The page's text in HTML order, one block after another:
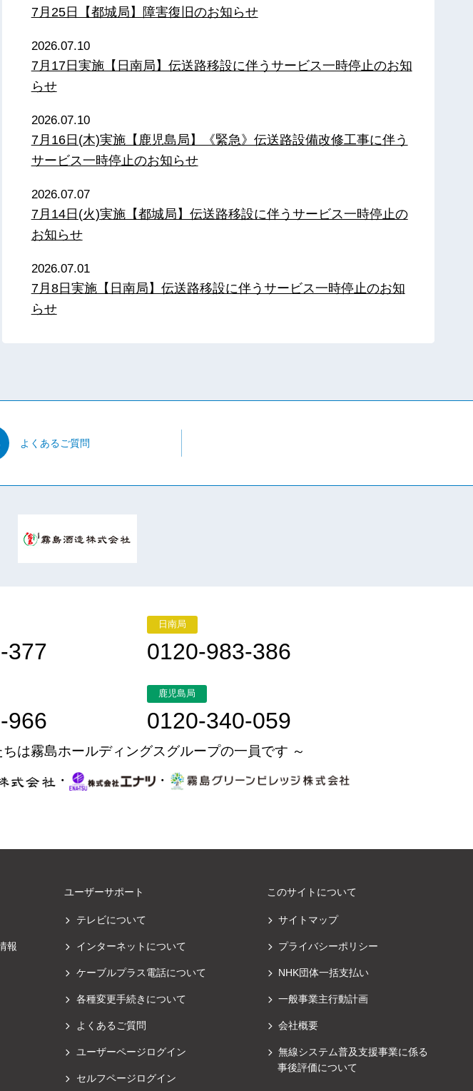
7月25日【都城局】障害復旧のお知らせ
2026.07.10
7月17日実施【日南局】伝送路移設に伴うサービス一時停止のお知
らせ
2026.07.10
7月16日(木)実施【鹿児島局】《緊急》伝送路設備改修工事に伴う
サービス一時停止のお知らせ
2026.07.07
7月14日(火)実施【都城局】伝送路移設に伴うサービス一時停止の
お知らせ
2026.07.01
7月8日実施【日南局】伝送路移設に伴うサービス一時停止のお知
らせ
よくあるご質問
377
日南局
0120-983-386
966
鹿児島局
0120-340-059
ちは霧島ホールディングスグループの一員です ～
・
・
報
ユーザーサポート
テレビについて
インターネットについて
ケーブルプラス電話について
各種変更手続きについて
よくあるご質問
ユーザーページログイン
セルフページログイン
このサイトについて
サイトマップ
プライバシーポリシー
NHK団体一括支払い
一般事業主行動計画
会社概要
無線システム普及支援事業に係る
事後評価について